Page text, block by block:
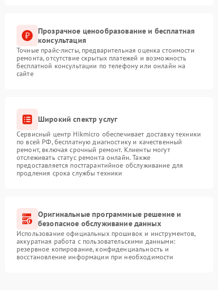
Прозрачное ценообразование и бесплатная
консультация
Точные прайс-листы, предварительная оценка стоимости
ремонта, отсутствие скрытых платежей и возможность
бесплатной консультации по телефону или онлайн на
сайте
Широкий спектр услуг
Сервисный центр Hikmicro обеспечивает доставку техники
по всей РФ, бесплатную диагностику и качественный
ремонт, включая срочный ремонт. Клиенты могут
отслеживать статус ремонта онлайн. Также
предоставляется постгарантийное обслуживание для
продления срока службы техники
Оригинальные программные решение и
безопасное обслуживание данных
Использование официальных прошивок и инструментов,
аккуратная работа с пользовательскими данными:
резервное копирование, конфиденциальность и
восстановление информации при необходимости